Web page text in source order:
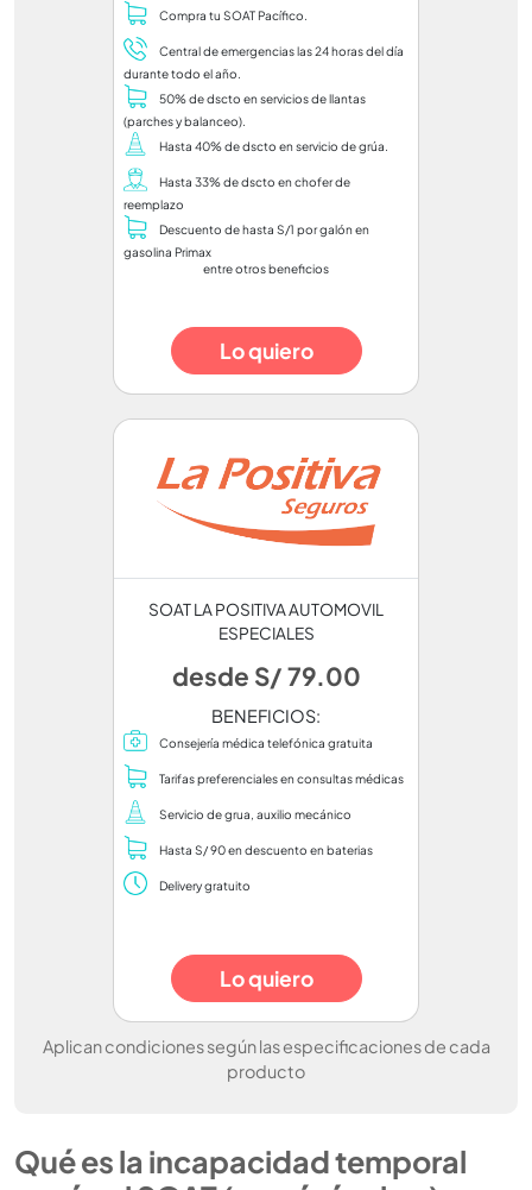
Compra tu SOAT Pacífico.
Central de emergencias las 24 horas del día
durante todo el año.
50% de dscto en servicios de llantas
(parches y balanceo).
Hasta 40% de dscto en servicio de grúa.
Hasta 33% de dscto en chofer de
reemplazo
Descuento de hasta S/1 por galón en
gasolina Primax
entre otros beneficios
Lo quiero
SOAT LA POSITIVA AUTOMOVIL
ESPECIALES
desde S/ 79.00
BENEFICIOS:
Consejería médica telefónica gratuita
Tarifas preferenciales en consultas médicas
Servicio de grua, auxilio mecánico
Hasta S/ 90 en descuento en baterias
Delivery gratuito
Lo quiero
Aplican condiciones según las especificaciones de cada
producto
Qué es la incapacidad temporal